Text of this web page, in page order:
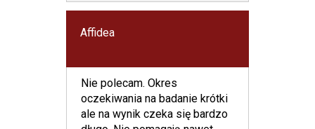
Affidea
Nie polecam. Okres
oczekiwania na badanie krótki
ale na wynik czeka się bardzo